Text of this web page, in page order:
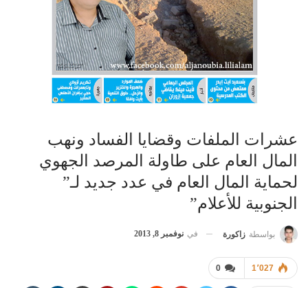
عشرات الملفات وقضايا الفساد ونهب
المال العام على طاولة المرصد الجهوي
لحماية المال العام في عدد جديد لـ”
الجنوبية للأعلام”
بواسطة زاكورة في نوفمبر 8, 2013
0 1٬027